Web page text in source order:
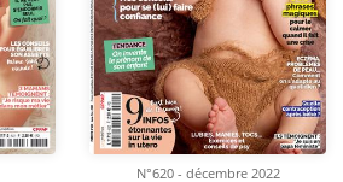
N°620 - décembre 2022